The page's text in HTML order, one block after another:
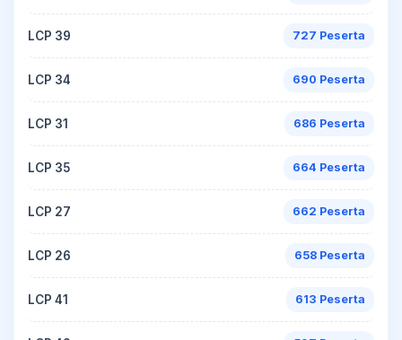
LCP 39 727 Peserta
LCP 34 690 Peserta
LCP 31 686 Peserta
LCP 35 664 Peserta
LCP 27 662 Peserta
LCP 26 658 Peserta
LCP 41 613 Peserta